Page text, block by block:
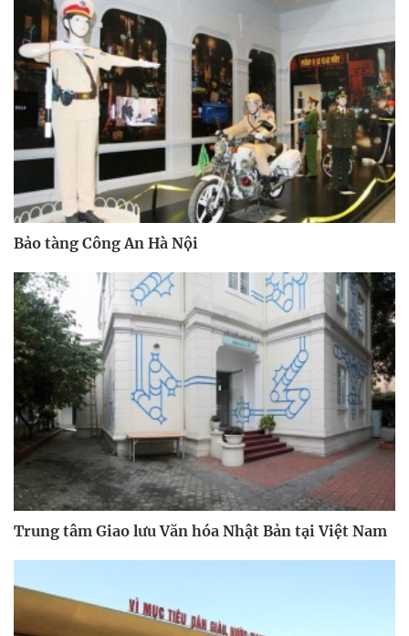
Bảo tàng Công An Hà Nội
Trung tâm Giao lưu Văn hóa Nhật Bản tại Việt Nam